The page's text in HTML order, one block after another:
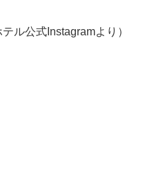
ル公式Instagramより）